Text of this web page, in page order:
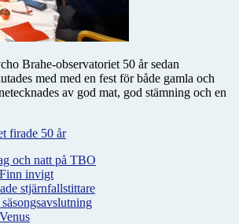
Brahe-observatoriet 50 år sedan
med med en fest för både gamla och
av god mat, god stämning och en
firade 50 år
och natt på TBO
invigt
stjärnfallstittare